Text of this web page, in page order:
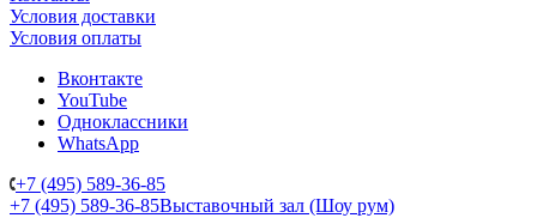
Условия доставки
Условия оплаты
Вконтакте
YouTube
Одноклассники
WhatsApp
+7 (495) 589-36-85
+7 (495) 589-36-85Выставочный зал (Шоу рум)